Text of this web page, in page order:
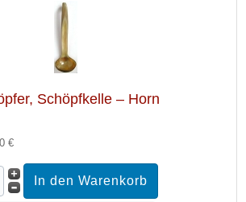
Schöpfkelle – Horn
€